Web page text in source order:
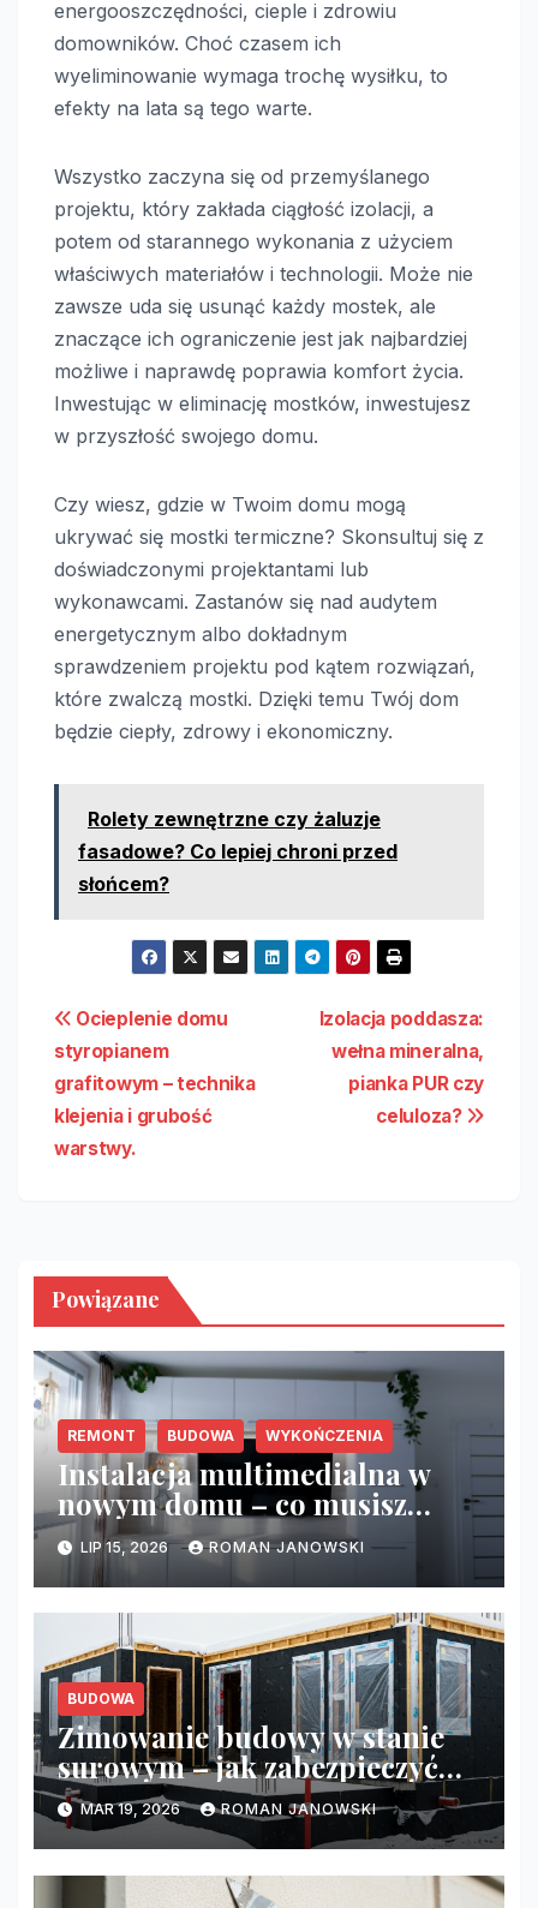
energooszczędności, cieple i zdrowiu
domowników. Choć czasem ich
wyeliminowanie wymaga trochę wysiłku, to
efekty na lata są tego warte.
Wszystko zaczyna się od przemyślanego
projektu, który zakłada ciągłość izolacji, a
potem od starannego wykonania z użyciem
właściwych materiałów i technologii. Może nie
zawsze uda się usunąć każdy mostek, ale
znaczące ich ograniczenie jest jak najbardziej
możliwe i naprawdę poprawia komfort życia.
Inwestując w eliminację mostków, inwestujesz
w przyszłość swojego domu.
Czy wiesz, gdzie w Twoim domu mogą
ukrywać się mostki termiczne? Skonsultuj się z
doświadczonymi projektantami lub
wykonawcami. Zastanów się nad audytem
energetycznym albo dokładnym
sprawdzeniem projektu pod kątem rozwiązań,
które zwalczą mostki. Dzięki temu Twój dom
będzie ciepły, zdrowy i ekonomiczny.
Rolety zewnętrzne czy żaluzje
fasadowe? Co lepiej chroni przed
słońcem?
Nawigacja
wpisu
Izolacja poddasza:
wełna mineralna,
pianka PUR czy
celuloza?
Ocieplenie domu
styropianem
grafitowym – technika
klejenia i grubość
warstwy.
Powiązane
REMONT BUDOWA WYKOŃCZENIA
Instalacja multimedialna w
nowym domu – co musisz
zrobić przed tynkami?
LIP 15, 2026 ROMAN JANOWSKI
BUDOWA
Zimowanie budowy w stanie
surowym – jak zabezpieczyć
budynek przed mrozem?
MAR 19, 2026 ROMAN JANOWSKI